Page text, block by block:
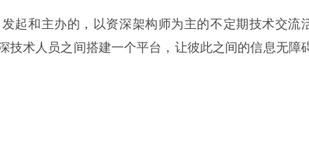
起和主办的，以资深架构师为主的不定期技术交流
技术人员之间搭建一个平台，让彼此之间的信息无障